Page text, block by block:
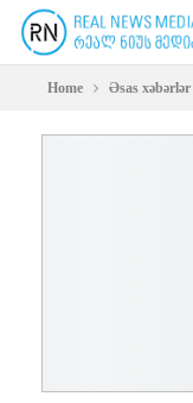
Home Əsas